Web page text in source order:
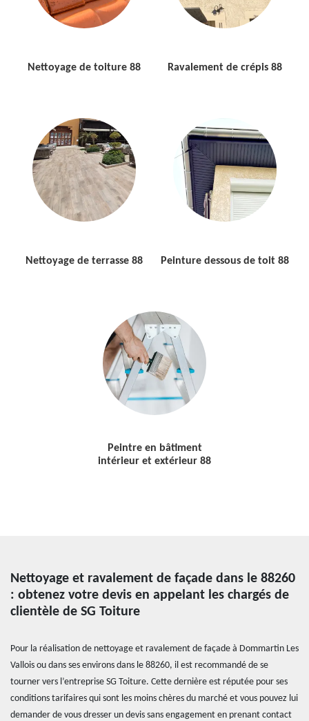
Nettoyage de toiture 88 Ravalement de crépis 88
Nettoyage de terrasse 88 Peinture dessous de toit 88
Peintre en bâtiment
intérieur et extérieur 88
Nettoyage et ravalement de façade dans le 88260
: obtenez votre devis en appelant les chargés de
clientèle de SG Toiture
Pour la réalisation de nettoyage et ravalement de façade à Dommartin Les
Vallois ou dans ses environs dans le 88260, il est recommandé de se
tourner vers l’entreprise SG Toiture. Cette dernière est réputée pour ses
conditions tarifaires qui sont les moins chères du marché et vous pouvez lui
demander de vous dresser un devis sans engagement en prenant contact